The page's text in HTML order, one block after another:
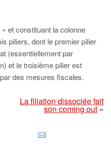
et constituant la colonne
piliers, dont le premier pilier
(essentiellement par
et le troisième pilier est
des mesures fiscales.
La filiation dissociée fait
son coming out»